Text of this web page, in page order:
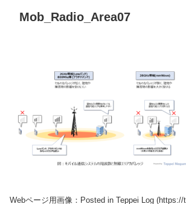
Mob_Radio_Area07
Webページ用画像：Posted in Teppei Log